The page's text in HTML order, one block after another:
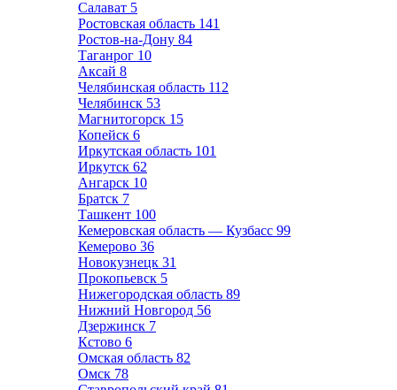
Салават 5
Ростовская область 141
Ростов-на-Дону 84
Таганрог 10
Аксай 8
Челябинская область 112
Челябинск 53
Магнитогорск 15
Копейск 6
Иркутская область 101
Иркутск 62
Ангарск 10
Братск 7
Ташкент 100
Кемеровская область — Кузбасс 99
Кемерово 36
Новокузнецк 31
Прокопьевск 5
Нижегородская область 89
Нижний Новгород 56
Дзержинск 7
Кстово 6
Омская область 82
Омск 78